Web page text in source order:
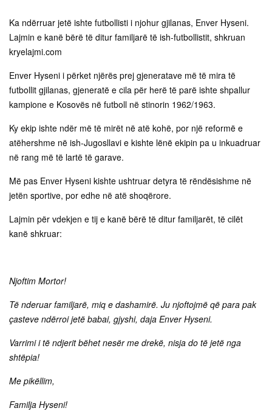
Ka ndërruar jetë ishte futbollisti i njohur gjilanas, Enver Hyseni.
Lajmin e kanë bërë të ditur familjarë të ish-futbollistit, shkruan
kryelajmi.com
Enver Hyseni i përket njërës prej gjeneratave më të mira të
futbollit gjilanas, gjeneratë e cila për herë të parë ishte shpallur
kampione e Kosovës në futboll në stinorin 1962/1963.
Ky ekip ishte ndër më të mirët në atë kohë, por një reformë e
atëhershme në ish-Jugosllavi e kishte lënë ekipin pa u inkuadruar
në rang më të lartë të garave.
Më pas Enver Hyseni kishte ushtruar detyra të rëndësishme në
jetën sportive, por edhe në atë shoqërore.
Lajmin për vdekjen e tij e kanë bërë të ditur familjarët, të cilët
kanë shkruar:
Njoftim Mortor!
Të nderuar familjarë, miq e dashamirë. Ju njoftojmë që para pak
çasteve ndërroi jetë babai, gjyshi, daja Enver Hyseni.
Varrimi i të ndjerit bëhet nesër me drekë, nisja do të jetë nga
shtëpia!
Me pikëllim,
Familja Hyseni!